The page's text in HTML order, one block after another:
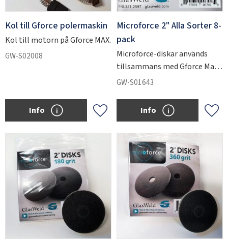
Kol till Gforce polermaskin
Kol till motorn på Gforce MAX.
GW-S02008
Lägg till i favoriter
Info
Microforce 2" Alla Sorter 8-
pack
Microforce-diskar används
tillsammans med Gforce Max
för att slipa ner kraftiga
GW-S01643
Info